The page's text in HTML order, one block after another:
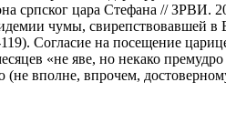
српског цара Стефана //
чумы, свирепствовавшей
Согласие на посещение
«не яве, но некако
вполне, впрочем,